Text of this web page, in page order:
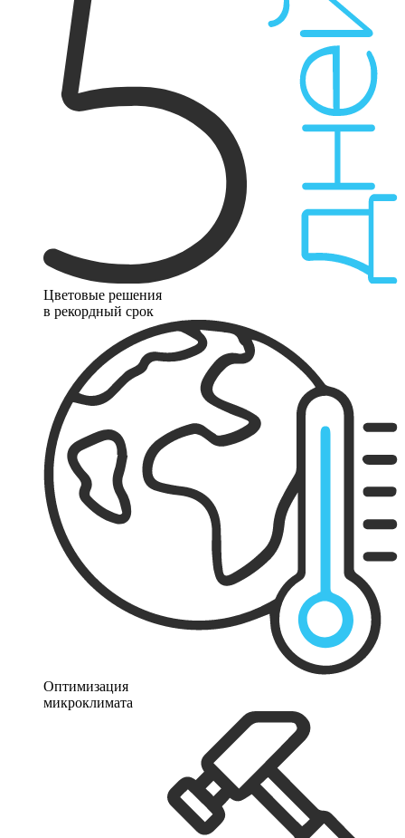
Цветовые решения
в рекордный срок
Оптимизация
микроклимата